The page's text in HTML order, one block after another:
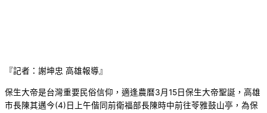
『記者：謝坤忠 高雄報導』
保生大帝是台灣重要民俗信仰，適逢農曆3月15日保生大帝聖誕，高雄
市長陳其邁今(4)日上午偕同前衛福部長陳時中前往苓雅鼓山亭，為保